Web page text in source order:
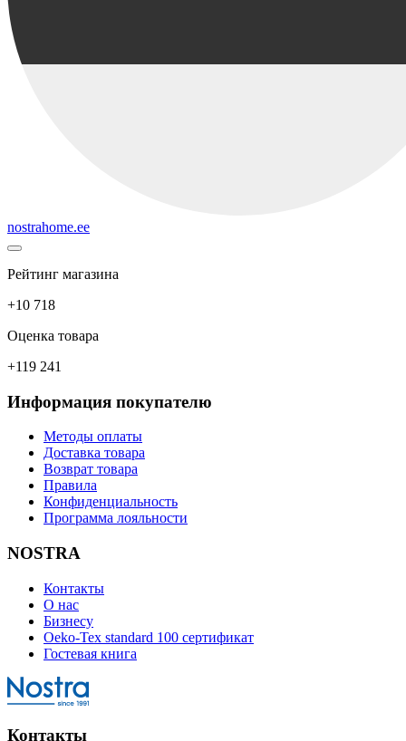
nostrahome.ee
Рейтинг магазина
+10 718
Оценка товара
+119 241
Информация покупателю
Методы оплаты
Доставка товара
Возврат товара
Правила
Конфиденциальность
Программа лояльности
NOSTRA
Контакты
О нас
Бизнесу
Oeko-Tex standard 100 сертификат
Гостевая книга
Контакты